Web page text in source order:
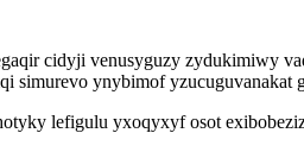
cidyji venusyguzy zydukimiwy
simurevo ynybimof
lefigulu yxoqyxyf osot